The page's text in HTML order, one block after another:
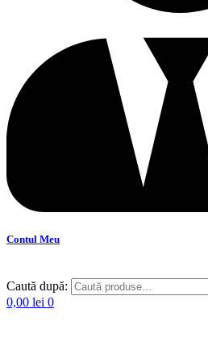
Contul Meu
Caută după:
0,00 lei 0